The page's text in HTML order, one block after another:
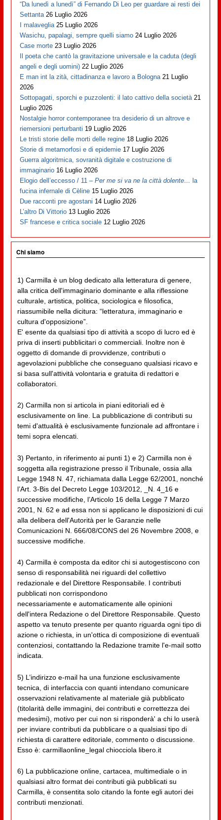
“Da lunedì a lunedì” di Fernando Di Leo per guardare ai resti dei
Settanta 26 Luglio 2026
I malaveglia 25 Luglio 2026
Wasichu, papalagi, sempre quelli siamo 24 Luglio 2026
Case morte 23 Luglio 2026
Il poeta che cantò la gravitazione universale e la caduta (degli
angeli e degli uomini) 22 Luglio 2026
E man int la zità, cittadinanza e lavoro a Bologna 21 Luglio
2026
Sottopagati, sporchi e puzzolenti: il lato cattivo della società 21
Luglio 2026
Nostalgie horror contemporanee tra desiderio di un altrove e
riemersioni perturbanti 19 Luglio 2026
Le tristi storie delle morti delle regine 18 Luglio 2026
Storie di metamorfosi e di epidemie 17 Luglio 2026
Guerra algoritmica, sovranità digitale e costruzione di
immaginario 16 Luglio 2026
Elogio dell’eccesso / 11 –Per me si va ne la città dolente… la
fucina infernale di Cèline 15 Luglio 2026
Due racconti pre agostani 14 Luglio 2026
L’altro Di Vittorio 13 Luglio 2026
SF francese e critica sociale 12 Luglio 2026
Chi siamo
1) Carmilla è un blog dedicato alla letteratura di genere,
alla critica dell'immaginario dominante e alla riflessione
culturale, artistica, politica, sociologica e filosofica,
riassumibile nella dicitura: “letteratura, immaginario e
cultura d'opposizione”.
E' esente da qualsiasi tipo di attività a scopo di lucro ed è
priva di inserti pubblicitari o commerciali. Inoltre non è
oggetto di domande di provvidenze, contributi o
agevolazioni pubbliche che conseguano qualsiasi ricavo e
si basa sull'attività volontaria e gratuita di redattori e
collaboratori.
2) Carmilla non si articola in piani editoriali ed è
esclusivamente on line. La pubblicazione di contributi su
temi d'attualità è esclusivamente funzionale ad affrontare i
temi sopra elencati.
3) Pertanto, in riferimento ai punti 1) e 2) Carmilla non è
soggetta alla registrazione presso il Tribunale, ossia alla
Legge 1948 N. 47, richiamata dalla Legge 62/2001, nonché
l’Art. 3-Bis del Decreto Legge 103/2012, _N. 4_16 e
successive modifiche, l’Articolo 16 della Legge 7 Marzo
2001, N. 62 e ad essa non si applicano le disposizioni di cui
alla delibera dell'Autorità per le Garanzie nelle
Comunicazioni N. 666/08/CONS del 26 Novembre 2008, e
successive modifiche.
4) Carmilla è composta da editor chi si autogestiscono con
senso di responsabilità nei riguardi del collettivo
redazionale e del Direttore Responsabile. I contributi
pubblicati non corrispondono
necessariamente e automaticamente alle opinioni
dell'intera Redazione o del Direttore Responsabile. Questo
aspetto va tenuto presente per quanto riguarda ogni tipo di
azione o richiesta, in un'ottica di composizione di eventuali
contenziosi, contattando la Redazione tramite l'e-mail sotto
indicata.
5) L’indirizzo e-mail ha una funzione esclusivamente
tecnica, di interfaccia con quanti intendano comunicare
osservazioni relativamente al materiale già pubblicato
(titolarità delle immagini, dei contributi e correttezza dei
medesimi), motivo per cui non si risponderà' a chi lo userà
per inviare contributi da pubblicare o a qualsiasi tipo di
richiesta di carattere editoriale, commento o discussione.
Esso è: carmillaonline_legal chiocciola libero.it
6) La pubblicazione online, cartacea, multimediale o in
qualsiasi altro format dei contributi già pubblicati su
Carmilla, è consentita solo citando la fonte egli autori dei
contributi menzionati.